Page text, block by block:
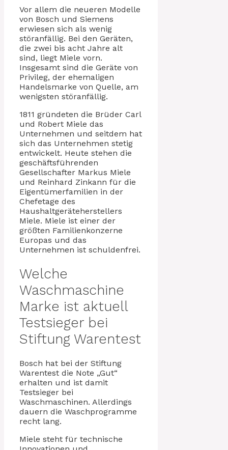
Vor allem die neueren Modelle
von Bosch und Siemens
erwiesen sich als wenig
störanfällig. Bei den Geräten,
die zwei bis acht Jahre alt
sind, liegt Miele vorn.
Insgesamt sind die Geräte von
Privileg, der ehemaligen
Handelsmarke von Quelle, am
wenigsten störanfällig.
1811 gründeten die Brüder Carl
und Robert Miele das
Unternehmen und seitdem hat
sich das Unternehmen stetig
entwickelt. Heute stehen die
geschäftsführenden
Gesellschafter Markus Miele
und Reinhard Zinkann für die
Eigentümerfamilien in der
Chefetage des
Haushaltgeräteherstellers
Miele. Miele ist einer der
größten Familienkonzerne
Europas und das
Unternehmen ist schuldenfrei.
Welche
Waschmaschine
Marke ist aktuell
Testsieger bei
Stiftung Warentest
Bosch hat bei der Stiftung
Warentest die Note „Gut“
erhalten und ist damit
Testsieger bei
Waschmaschinen. Allerdings
dauern die Waschprogramme
recht lang.
Miele steht für technische